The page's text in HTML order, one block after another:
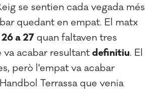
se sentien cada vegada més
quedant en empat. El matx
26 a 27 quan faltaven tres
va acabar resultantdefinitiu. El
però l'empat va acabar
Terrassa que venia